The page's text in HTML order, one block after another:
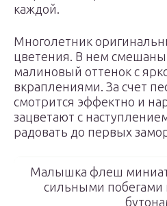
каждой.
Многолетник
цветения. В нем смешаны
малиновый оттенок с
вкраплениями. За счет
смотрится эффектно и
зацветают с
радовать до первых
Малышка флеш
сильными побегами